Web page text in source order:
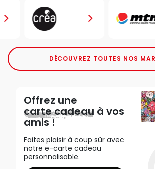
DÉCOUVREZ TOUTES NOS
Offrez une
carte cadeau à vos
amis !
Faites plaisir à coup sûr avec
notre e-carte cadeau
personnalisable.